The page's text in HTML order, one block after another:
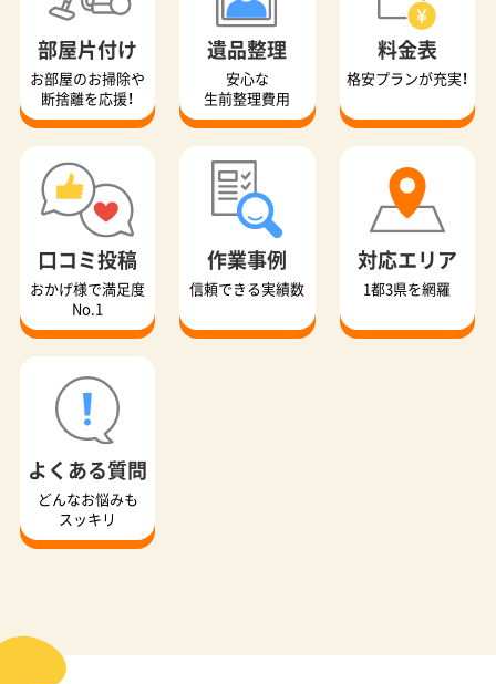
部屋片付け
お部屋のお掃除や
断捨離を応援！
遺品整理
安心な
生前整理費用
料金表
格安プランが充実！
口コミ投稿
おかげ様で満足度
No.1
作業事例
信頼できる実績数
対応エリア
1都3県を網羅
よくある質問
どんなお悩みも
スッキリ